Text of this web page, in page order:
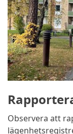
Observera att